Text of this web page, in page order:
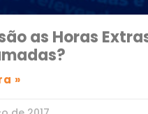
as Horas
»